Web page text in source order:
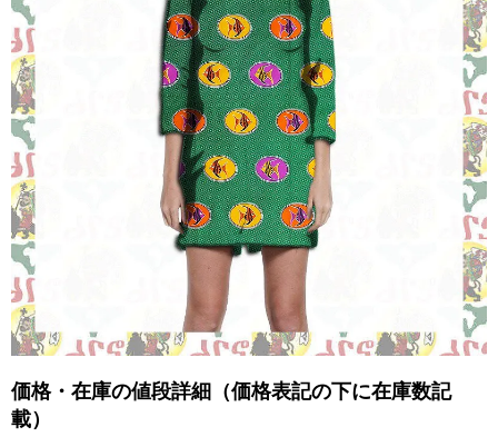
価格・在庫の値段詳細（価格表記の下に在庫数記
載）